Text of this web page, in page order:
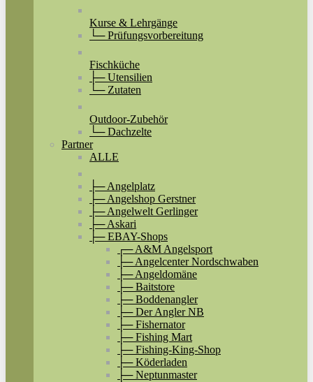
Kurse & Lehrgänge
└─ Prüfungsvorbereitung
Fischküche
├─ Utensilien
└─ Zutaten
Outdoor-Zubehör
└─ Dachzelte
Partner
ALLE
├─ Angelplatz
├─ Angelshop Gerstner
├─ Angelwelt Gerlinger
├─ Askari
├─ EBAY-Shops
┌─ A&M Angelsport
├─ Angelcenter Nordschwaben
├─ Angeldomäne
├─ Baitstore
├─ Boddenangler
├─ Der Angler NB
├─ Fishernator
├─ Fishing Mart
├─ Fishing-King-Shop
├─ Köderladen
├─ Neptunmaster